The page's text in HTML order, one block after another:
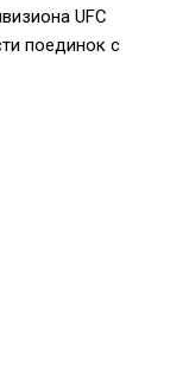
UFC
поединок с